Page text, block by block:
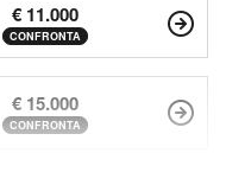
€ 11.000
CONFRONTA
€ 15.000
CONFRONTA